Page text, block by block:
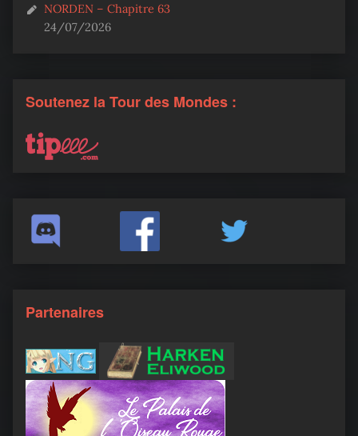
NORDEN – Chapitre 63
24/07/2026
Soutenez la Tour des Mondes :
Partenaires